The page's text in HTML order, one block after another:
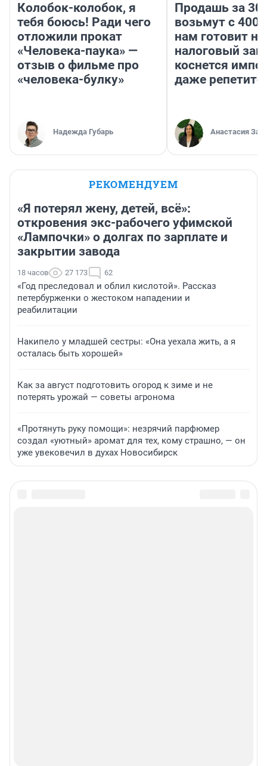
Колобок-колобок, я
тебя боюсь! Ради чего
отложили прокат
«Человека-паука» —
отзыв о фильме про
«человека-булку»
Надежда Губарь
Продашь за
возьмут с
нам готовит
налоговый
коснется
даже
Анастасия
РЕКОМЕНДУЕМ
«Я потерял жену, детей, всё»:
откровения экс-рабочего уфимской
«Лампочки» о долгах по зарплате и
закрытии завода
18 часов 27 173 62
«Год преследовал и облил кислотой». Рассказ
петербурженки о жестоком нападении и
реабилитации
Накипело у младшей сестры: «Она уехала жить, а я
осталась быть хорошей»
Как за август подготовить огород к зиме и не
потерять урожай — советы агронома
«Протянуть руку помощи»: незрячий парфюмер
создал «уютный» аромат для тех, кому страшно, — он
уже увековечил в духах Новосибирск